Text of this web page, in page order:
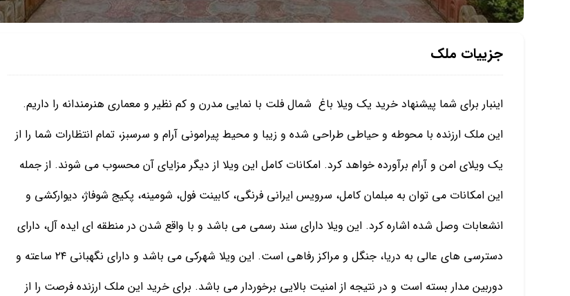
جزییات ملک
اینبار برای شما پیشنهاد خرید یک ویلا باغ شمال فلت با نمایی مدرن و کم نظیر و معماری هنرمندانه را داریم.
این ملک ارزنده با محوطه و حیاطی طراحی شده و زیبا و محیط پیرامونی آرام و سرسبز، تمام انتظارات شما را از
یک ویلای امن و آرام برآورده خواهد کرد. امکانات کامل این ویلا از دیگر مزایای آن محسوب می شوند. از جمله
این امکانات می توان به مبلمان کامل، سرویس ایرانی فرنگی، کابینت فول، شومینه، پکیج شوفاژ، دیوارکشی و
انشعابات وصل شده اشاره کرد. این ویلا دارای سند رسمی می باشد و با واقع شدن در منطقه ای ایده آل، دارای
دسترسی های عالی به دریا، جنگل و مراکز رفاهی است. این ویلا شهرکی می باشد و دارای نگهبانی ۲۴ ساعته و
دوربین مدار بسته است و در نتیجه از امنیت بالایی برخوردار می باشد. برای خرید این ملک ارزنده فرصت را از